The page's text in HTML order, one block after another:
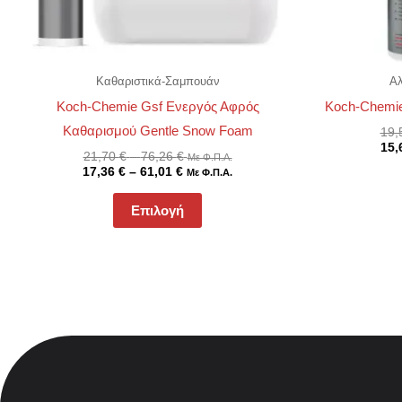
Καθαριστικά-Σαμπουάν
Koch-Chemie Gsf Ενεργός Αφρός
Καθαρισμού Gentle Snow Foam
21,70€ – 76,26€ Με Φ.Π.Α.
17,36 € – 61,01 € Με Φ.Π.Α.
Επιλογή
σελίδα
του
προϊόντος
Koch-